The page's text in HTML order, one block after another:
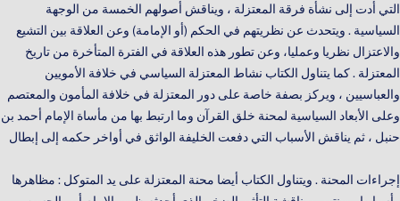
التي أدت إلى نشأة فرقة المعتزلة ، ويناقش أصولهم الخمسة من الوجهة
السياسية . ويتحدث عن نظريتهم في الحكم (أو الإمامة) وعن العلاقة بين التشيع
والاعتزال نظريا وعمليا، وعن تطور هذه العلاقة في الفترة المتأخرة من تاريخ
المعتزلة . كما يتناول الكتاب نشاط المعتزلة السياسي في خلافة الأمويين
والعباسيين ، ويركز بصفة خاصة على دور المعتزلة في خلافة المأمون والمعتصم
وعلى الأبعاد السياسية لمحنة خلق القرآن وما ارتبط بها من مأساة الإمام أحمد بن
حنبل ، ثم يناقش الأسباب التي دفعت الخليفة الواثق في أواخر حكمه إلى إبطال
إجراءات المحنة . ويتناول الكتاب أيضا محنة المعتزلة على يد المتوكل : مظاهرها